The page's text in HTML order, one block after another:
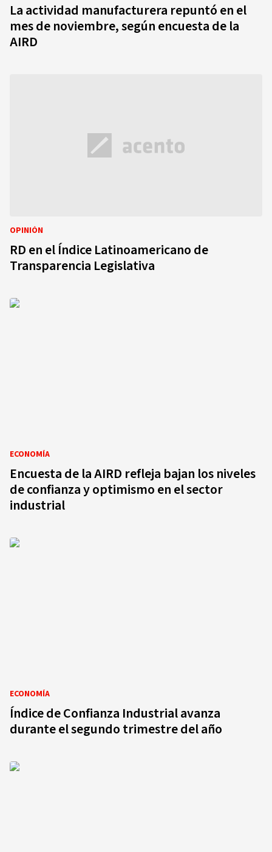
La actividad manufacturera repuntó en el
mes de noviembre, según encuesta de la
AIRD
OPINIÓN
RD en el Índice Latinoamericano de
Transparencia Legislativa
ECONOMÍA
Encuesta de la AIRD refleja bajan los niveles
de confianza y optimismo en el sector
industrial
ECONOMÍA
Índice de Confianza Industrial avanza
durante el segundo trimestre del año